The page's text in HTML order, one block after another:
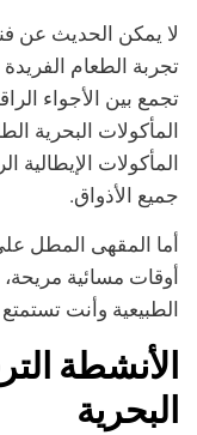
لا يمكن الحديث عن
تجربة الطعام
تجمع بين الأجواء
المأكولات البحرية
المأكولات الإيطالية
جميع الأذواق.
أما المقهى المطل
أوقات مسائية
الطبيعية وأنت
الأنشطة
البحرية